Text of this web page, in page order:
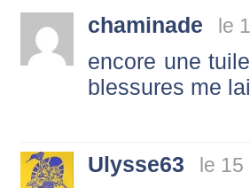
chaminade le
encore une
blessures me
Ulysse63 le